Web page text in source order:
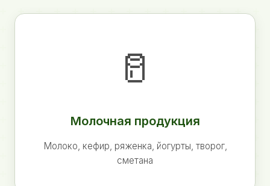
🥛
Молочная продукция
Молоко, кефир, ряженка, йогурты, творог,
сметана